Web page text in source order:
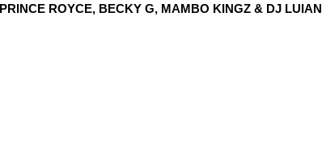
ROYCE, BECKY G, MAMBO KINGZ & DJ LUIAN